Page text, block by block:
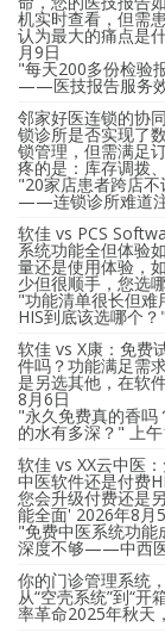
机实时查看，但需
认为最大的痛点是
月9日
"每天200多份检验
——医技报告服务
邻家好医连锁的协
锁诊所是否实现了
锁管理，但需满足
疼的是：库存调拨
"20家店患者跨店
——连锁诊所难道
软佳 vs PCS
系统功能全但体验
量还是使用体验，
少但很顺手，您选
"功能清单很长但
HIS到底该选哪个
软佳 vs X康：免费
件吗？功能满足需
是另选其他，在软
8月6日
"永久免费真的香吗
的水有多深？" 上
软佳 vs XX云中医
中医软件还是付费
您会升级付费还是
能全面' 2026年8月
"免费中医系统功能
深度不够——中西
你的门诊管理系统
从“空壳系统”到“
率革命2025年秋天